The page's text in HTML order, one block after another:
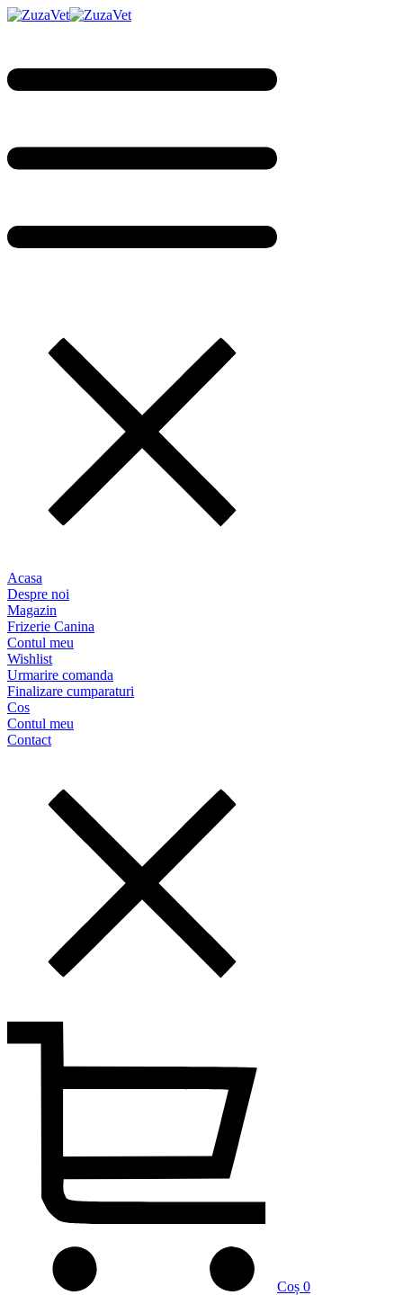
Acasa
Despre noi
Magazin
Frizerie Canina
Contul meu
Wishlist
Urmarire comanda
Finalizare cumparaturi
Cos
Contul meu
Contact
Coș 0